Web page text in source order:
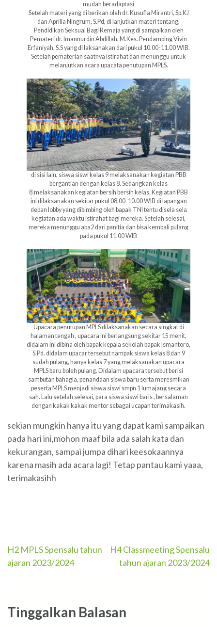
mudah beradaptasi
Setelah materi yang di berikan oleh dr. Kusufia Mirantri, Sp.KJ
dan Aprilia Ningrum, S.Pd, di lanjutkan materi tentang,
Pendidikan Seksual Bagi Remaja yang di sampaikan oleh
Pemateri dr. Imannurdin Abdillah, M.Kes. Pendamping Vivin
Erfaniyah, S.S yang di laksanakan dari pukul 10.00-11.00 WIB.
Setelah pematerian saatnya istirahat dan menunggu untuk
melanjutkan acara upacata penutupan MPLS.
di sisi lain, siswa siswi kelas 9 melaksanakan kegiatan PBB
bergantian dengan kelas 8. Sedangkan kelas
8.melaksanakan kegiatan bersih bersih kelas. Kegiatan PBB
ini dilaksanakan sekitar pukul 08.00-10.00 WIB di lapangan
depan lobby yang dibimbing oleh bapak TNI tentu disela sela
kegiatan ada waktu istirahat bagi mereka. Setelah selesai,
mereka menunggu aba2 dari panitia dan bisa kembali pulang
pada pukul 11.00 WIB
Upacara penutupan MPLS dilaksanakan secara singkat di
halaman tengah , upacara ini berlangsung sekitar 15 menit,
didalam ini dibina oleh bapak kepala sekolah bapak Ismantoro,
S.Pd. didalam upacar tersebut nampak siswa kelas 8 dan 9
sudah pulang, hanya kelas 7 yang melaksanakan upacara
MPLS baru boleh pulang. Didalam upacara tersebut berisi
sambutan bahagia, penandaan siswa baru serta meresmikan
peserta MPLS menjadi siswa siswi smpn 1 lumajang secara
sah. Lalu setelah selesai, para siswa siswi baris , bersalaman
dengan kakak kakak mentor sebagai ucapan terimakasih.
sekian mungkin hanya itu yang dapat kami sampaikan
pada hari ini,mohon maaf bila ada salah kata dan
kekurangan, sampai jumpa dihari keesokaannya
karena masih ada acara lagi! Tetap pantau kami yaaa,
terimakasihh
Navigasi
pos
H2 MPLS Spensalu tahun
ajaran 2023/2024
H4 Classmeeting Spensalu
tahun ajaran 2023/2024
Tinggalkan Balasan